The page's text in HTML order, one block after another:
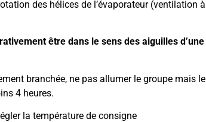
des hélices de l’évaporateur (ventilation à
être dans le sens des aiguilles d’une
branchée, ne pas allumer le groupe mais le
4 heures.
la température de consigne